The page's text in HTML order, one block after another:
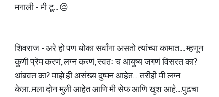
मनाली - मी टू... 😔
शिवराज - अरे हो पण धोका सर्वांना असतो त्यांच्या कामात.... म्हणून
कुणी प्रेम करणं, लग्न करणं, स्वतः च आयुष्य जगणं विसरत का?
थांबवत का? माझे ही असंख्य दुष्मन आहेत.... तरीही मी लग्न
केला..मला दोन मुली आहेत आणि मी सेफ आणि खुश आहे....पुढचा